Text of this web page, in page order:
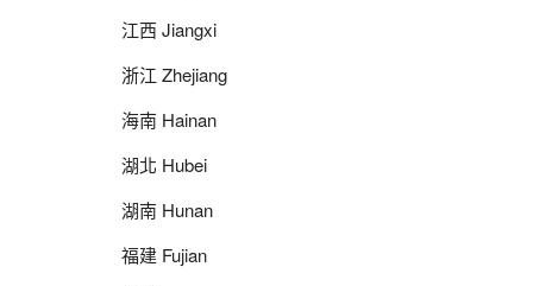
江西 Jiangxi
浙江 Zhejiang
海南 Hainan
湖北 Hubei
湖南 Hunan
福建 Fujian